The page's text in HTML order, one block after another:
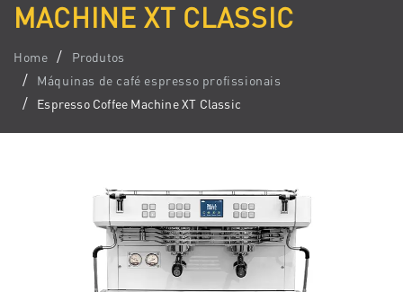
MACHINE XT CLASSIC
Home
Produtos
Máquinas de café espresso profissionais
Espresso Coffee Machine XT Classic